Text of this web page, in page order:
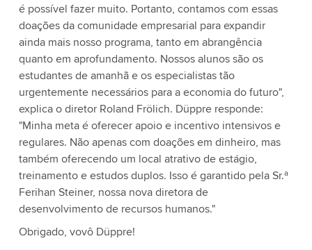
é possível fazer muito. Portanto, contamos com essas
doações da comunidade empresarial para expandir
ainda mais nosso programa, tanto em abrangência
quanto em aprofundamento. Nossos alunos são os
estudantes de amanhã e os especialistas tão
urgentemente necessários para a economia do futuro",
explica o diretor Roland Frölich. Düppre responde:
"Minha meta é oferecer apoio e incentivo intensivos e
regulares. Não apenas com doações em dinheiro, mas
também oferecendo um local atrativo de estágio,
treinamento e estudos duplos. Isso é garantido pela Sr.ª
Ferihan Steiner, nossa nova diretora de
desenvolvimento de recursos humanos."
Obrigado, vovô Düppre!